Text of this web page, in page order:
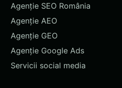
Agenție SEO România
Agenție AEO
Agenție GEO
Agenție Google Ads
Servicii social media